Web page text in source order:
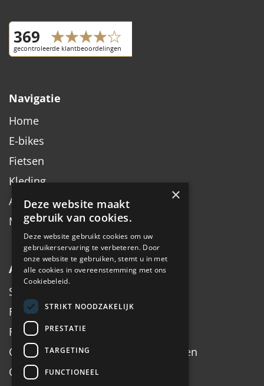
Navigatie
Home
E-bikes
Fietsen
Kleding
Accessoires
Merken
Algemeen
Service
Fiets inruilen
Fietsadvies op maat
Onderhoud, Service, Halen & Brengen
Onderhoud Brompton
×
Deze website maakt
gebruik van cookies.
Deze website gebruikt cookies om uw
gebruikerservaring te verbeteren. Door
onze website te gebruiken, stemt u in met
alle cookies in overeenstemming met ons
Cookiebeleid.
STRIKT NOODZAKELIJK
PRESTATIE
TARGETING
FUNCTIONEEL